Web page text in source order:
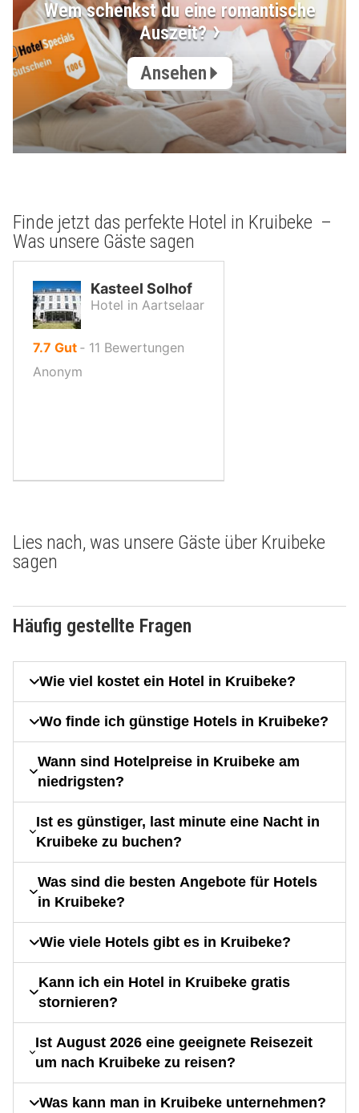
Wem schenkst du eine romantische
Auszeit?
Ansehen
Finde jetzt das perfekte Hotel in Kruibeke –
Was unsere Gäste sagen
Kasteel Solhof
Hotel in Aartselaar
7.7 von
Gut ‐ 11 Bewertungen
Anonym
Lies nach, was unsere Gäste über Kruibeke
sagen
Häufig gestellte Fragen
Wie viel kostet ein Hotel in Kruibeke?
Wo finde ich günstige Hotels in Kruibeke?
Wann sind Hotelpreise in Kruibeke am
niedrigsten?
Ist es günstiger, last minute eine Nacht in
Kruibeke zu buchen?
Was sind die besten Angebote für Hotels
in Kruibeke?
Wie viele Hotels gibt es in Kruibeke?
Kann ich ein Hotel in Kruibeke gratis
stornieren?
Ist August 2026 eine geeignete Reisezeit
um nach Kruibeke zu reisen?
Was kann man in Kruibeke unternehmen?